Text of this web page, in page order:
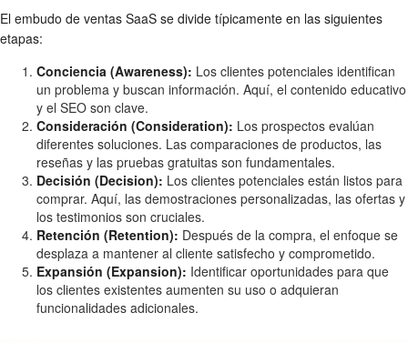
El embudo de ventas SaaS se divide típicamente en las siguientes
etapas:
Conciencia (Awareness): Los clientes potenciales identifican
un problema y buscan información. Aquí, el contenido educativo
y el SEO son clave.
Consideración (Consideration): Los prospectos evalúan
diferentes soluciones. Las comparaciones de productos, las
reseñas y las pruebas gratuitas son fundamentales.
Decisión (Decision): Los clientes potenciales están listos para
comprar. Aquí, las demostraciones personalizadas, las ofertas y
los testimonios son cruciales.
Retención (Retention): Después de la compra, el enfoque se
desplaza a mantener al cliente satisfecho y comprometido.
Expansión (Expansion): Identificar oportunidades para que
los clientes existentes aumenten su uso o adquieran
funcionalidades adicionales.